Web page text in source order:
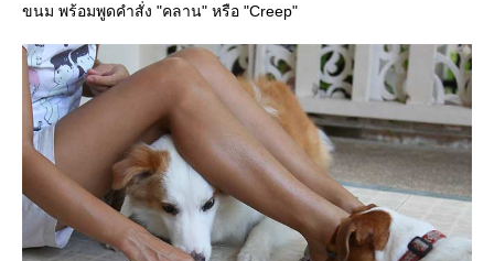
ขนม พร้อมพูดคำสั่ง "คลาน" หรือ "Creep"